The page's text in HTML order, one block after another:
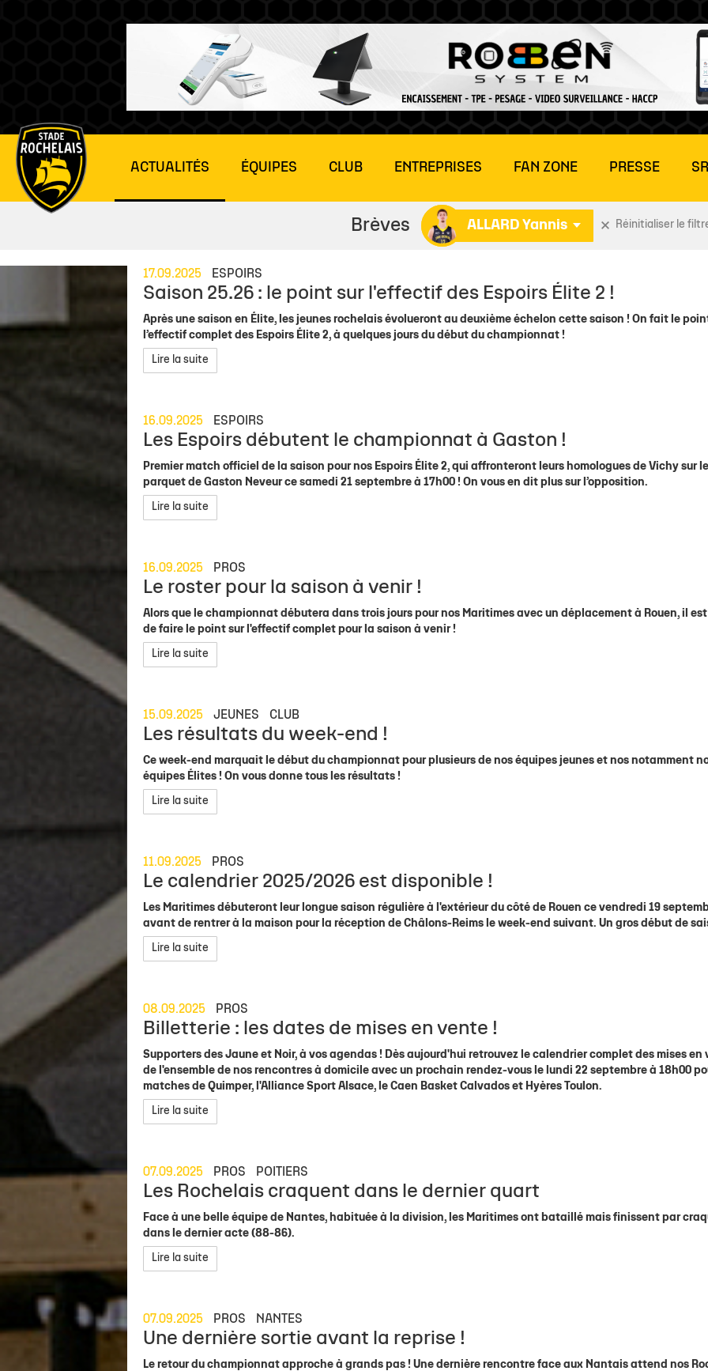
Main
site
navigation
ACTUALITÉS
Toute l'actu
Actu club
Stade Rochelais TV
Photothèque
ÉQUIPES
Actu Pros
Calendrier Coupe de France
Actu Espoirs
Équipe Espoirs
Actu NF2
Actu Seniors
PRM
3x3
CLUB
Actu Club
Organigramme SAS
Carrière
Gaston Neveur
Missions et valeurs
ENTREPRISES
Actu Partenaires
Annuaire
CSE
Offre Hospitalités
FAN ZONE
Jour de match
Tarifs billetterie
Concours de shoots - McDonald's LR
Stade Rochelais TV
Photothèque
Club des supporters :
PRESSE
Accréditations
Temps médias
Demande d'interview
Rejoindre notre liste
Brèves ALLARD Yannis Réinitialiser le
17.09.2025 ESPOIRS
Saison 25.26 : le point sur l'effectif des Espoirs Élite 2 !
Après une saison en Élite, les jeunes rochelais évolueront au deuxième échelon cette saison ! On fait le
l’effectif complet des Espoirs Élite 2, à quelques jours du début du championnat !
Lire la suite
16.09.2025 ESPOIRS
Les Espoirs débutent le championnat à Gaston !
Premier match officiel de la saison pour nos Espoirs Élite 2, qui affronteront leurs homologues de Vichy sur le
parquet de Gaston Neveur ce samedi 21 septembre à 17h00 ! On vous en dit plus sur l’opposition.
Lire la suite
16.09.2025 PROS
Le roster pour la saison à venir !
Alors que le championnat débutera dans trois jours pour nos Maritimes avec un déplacement à Rouen, il
de faire le point sur l'effectif complet pour la saison à venir !
Lire la suite
15.09.2025 JEUNES CLUB
Les résultats du week-end !
Ce week-end marquait le début du championnat pour plusieurs de nos équipes jeunes et nos notamment
équipes Élites ! On vous donne tous les résultats !
Lire la suite
11.09.2025 PROS
Le calendrier 2025/2026 est disponible !
Les Maritimes débuteront leur longue saison régulière à l'extérieur du côté de Rouen ce vendredi 19
avant de rentrer à la maison pour la réception de Châlons-Reims le week-end suivant. Un gros début de
Lire la suite
08.09.2025 PROS
Billetterie : les dates de mises en vente !
Supporters des Jaune et Noir, à vos agendas ! Dès aujourd'hui retrouvez le calendrier complet des mises en
de l'ensemble de nos rencontres à domicile avec un prochain rendez-vous le lundi 22 septembre à 18h00
matches de Quimper, l'Alliance Sport Alsace, le Caen Basket Calvados et Hyères Toulon.
Lire la suite
07.09.2025 PROS POITIERS
Les Rochelais craquent dans le dernier quart
Face à une belle équipe de Nantes, habituée à la division, les Maritimes ont bataillé mais finissent par
dans le dernier acte (88-86).
Lire la suite
07.09.2025 PROS NANTES
Une dernière sortie avant la reprise !
Le retour du championnat approche à grands pas ! Une dernière rencontre face aux Nantais attend nos